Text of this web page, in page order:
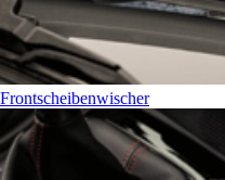
Frontscheibenwischer